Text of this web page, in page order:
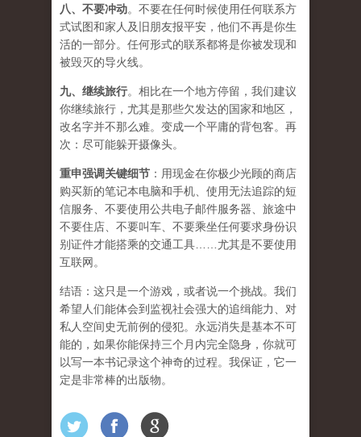
八、 不要冲动。不要在任何时候使用任何联系方
式试图和家人及旧朋友报平安，他们不再是你生
活的一部分。任何形式的联系都将是你被发现和
被毁灭的导火线。
九、 继续旅行。相比在一个地方停留，我们建议
你继续旅行，尤其是那些欠发达的国家和地区，
改名字并不那么难。变成一个平庸的背包客。再
次：尽可能躲开摄像头。
重申强调关键细节 ：用现金在你极少光顾的商店
购买新的笔记本电脑和手机、使用无法追踪的短
信服务、不要使用公共电子邮件服务器、旅途中
不要住店、不要叫车、不要乘坐任何要求身份识
别证件才能搭乘的交通工具……尤其是不要使用
互联网。
结语：这只是一个游戏，或者说一个挑战。我们
希望人们能体会到监视社会强大的追缉能力、对
私人空间史无前例的侵犯。永远消失是基本不可
能的，如果你能保持三个月内完全隐身，你就可
以写一本书记录这个神奇的过程。我保证，它一
定是非常棒的出版物。